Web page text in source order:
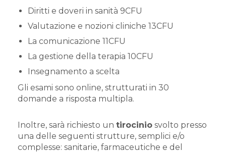
Diritti e doveri in sanità 9CFU
Valutazione e nozioni cliniche 13CFU
La comunicazione 11CFU
La gestione della terapia 10CFU
Insegnamento a scelta
Gli esami sono online, strutturati in 30
domande a risposta multipla.
Inoltre, sarà richiesto un tirocinio svolto presso
una delle seguenti strutture, semplici e/o
complesse: sanitarie, farmaceutiche e del